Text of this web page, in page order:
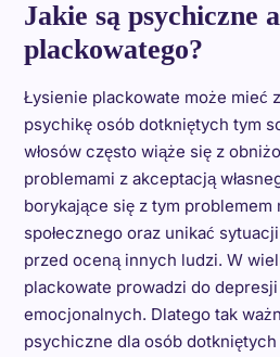
Jakie są psychiczne
plackowatego?
Łysienie plackowate może mieć
psychikę osób dotkniętych tym
włosów często wiąże się z
problemami z akceptacją
borykające się z tym problemem
społecznego oraz unikać
przed oceną innych ludzi. W
plackowate prowadzi do
emocjonalnych. Dlatego tak
psychiczne dla osób